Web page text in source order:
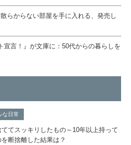
らからない部屋を手に入れる、発売し
宣言！』が文庫に：50代からの暮らしを
な日常
てスッキリしたもの～10年以上持って
断捨離した結果は？